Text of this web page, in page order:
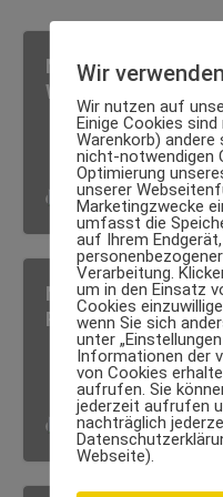
Nachhaltig
Wohlbefinden
Luxus Body ·
Nuviton
Präparat aus dem
Luxus Body ·
Wir
Wir nutzen auf
Einige Cookies
Warenkorb) andere
nicht-notwendigen
Optimierung
unserer
Marketingzwecke
umfasst die
auf Ihrem
Verarbeitung.
um in den Einsatz
Cookies
wenn Sie sich
unter
Informationen der
von Cookies
aufrufen. Sie
jederzeit aufrufen
nachträglich
Webseite).